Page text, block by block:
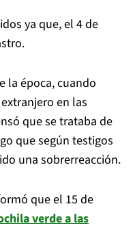
ya que, el 4 de
la época, cuando
en las
que se trataba de
que según testigos
una sobrerreacción.
que el 15 de
verde a las